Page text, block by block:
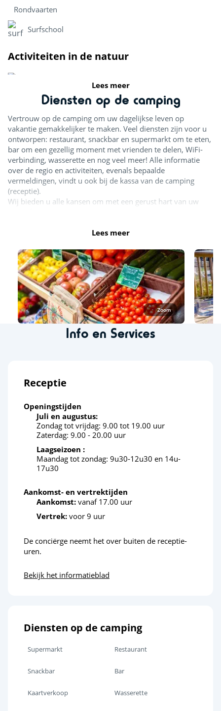
Rondvaarten
Surfschool
Activiteiten in de natuur
Vissen
Fietsroutes
Sportactiviteiten
Skatepark
Ontspanning
Megalieten van Carnac
De eilanden Houat, Hoëdic en Belle-Île en Mer
Lees meer
Diensten op de camping
Vertrouw op de camping om uw dagelijkse leven op
vakantie gemakkelijker te maken. Veel diensten zijn voor u
ontworpen: restaurant, snackbar en supermarkt om te eten,
bar om een ​​gezellig moment met vrienden te delen, WiFi-
verbinding, wasserette en nog veel meer! Alle informatie
over de regio en activiteiten, evenals bepaalde
vermeldingen, vindt u ook bij de kassa van de camping
(receptie).
Wij bieden u alle kansen om met een gerust hart van uw
Lees meer
Zoom
Info en Services
Receptie
Openingstijden
Juli en augustus:
Zondag tot vrijdag: 9.00 tot 19.00 uur
Zaterdag: 9.00 - 20.00 uur
Laagseizoen :
Maandag tot zondag: 9u30-12u30 en 14u-
17u30
Aankomst- en vertrektijden
Aankomst: vanaf 17.00 uur
Vertrek: voor 9 uur
De conciërge neemt het over buiten de receptie-
uren.
Bekijk het informatieblad
Diensten op de camping
Supermarkt Restaurant
Snackbar Bar
Kaartverkoop Wasserette